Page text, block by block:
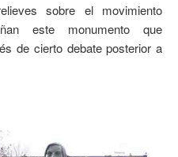
sobre el movimiento
este monumento que
de cierto debate posterior a